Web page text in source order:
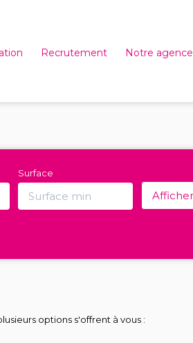
Recrutement Notre agence
Surface
options s'offrent à vous :